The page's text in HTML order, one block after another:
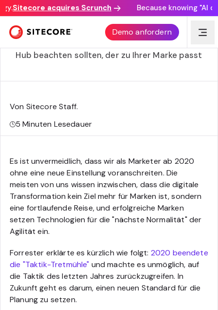
Sitecore acquires Scrunch Because knowing "AI
Demo anfordern
Die Wahl des richtigen Content Hubs
Was Sie bei der Entscheidung für einen Content
Hub beachten sollten, der zu Ihrer Marke passt
Von Sitecore Staff.
5Minuten Lesedauer
Es ist unvermeidlich, dass wir als Marketer ab 2020
ohne eine neue Einstellung voranschreiten. Die
meisten von uns wissen inzwischen, dass die digitale
Transformation kein Ziel mehr für Marken ist, sondern
eine fortlaufende Reise, und erfolgreiche Marken
setzen Technologien für die "nächste Normalität" der
Agilität ein.
Forrester erklärte es kürzlich wie folgt: 2020 beendete
die "Taktik-Tretmühle" und machte es unmöglich, auf
die Taktik des letzten Jahres zurückzugreifen. In
Zukunft geht es darum, einen neuen Standard für die
Planung zu setzen.